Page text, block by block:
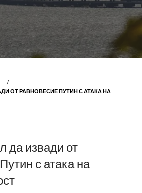
ОТ РАВНОВЕСИЕ ПУТИН С АТАКА НА
да извади от
с атака на